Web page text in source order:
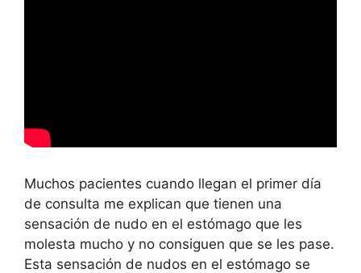
Muchos pacientes cuando llegan el primer día
de consulta me explican que tienen una
sensación de nudo en el estómago que les
molesta mucho y no consiguen que se les pase.
Esta sensación de nudos en el estómago se